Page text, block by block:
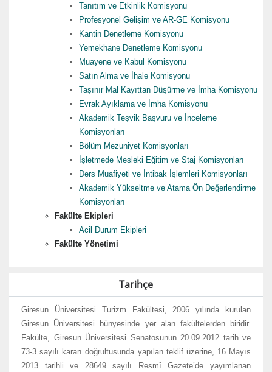
Tanıtım ve Etkinlik Komisyonu
Profesyonel Gelişim ve AR-GE Komisyonu
Kantin Denetleme Komisyonu
Yemekhane Denetleme Komisyonu
Muayene ve Kabul Komisyonu
Satın Alma ve İhale Komisyonu
Taşınır Mal Kayıttan Düşürme ve İmha Komisyonu
Evrak Ayıklama ve İmha Komisyonu
Akademik Teşvik Başvuru ve İnceleme
Komisyonları
Bölüm Mezuniyet Komisyonları
İşletmede Mesleki Eğitim ve Staj Komisyonları
Ders Muafiyeti ve İntibak İşlemleri Komisyonları
Akademik Yükseltme ve Atama Ön Değerlendirme
Komisyonları
Fakülte Ekipleri
Acil Durum Ekipleri
Fakülte Yönetimi
Tarihçe
Giresun Üniversitesi Turizm Fakültesi, 2006 yılında kurulan
Giresun Üniversitesi bünyesinde yer alan fakültelerden biridir.
Fakülte, Giresun Üniversitesi Senatosunun 20.09.2012 tarih ve
73-3 sayılı kararı doğrultusunda yapılan teklif üzerine, 16 Mayıs
2013 tarihli ve 28649 sayılı Resmî Gazete’de yayımlanan